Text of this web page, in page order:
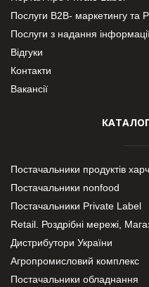
Послуги В2В- маркетингу та
Послуги з надання
Відгуки
Контакти
Вакансії
Постачальники продуктів
Постачальники nonfood
Постачальники Private Label
Retail. Роздрібні мережі,
Дистрибутори України
Агропромисловий комплекс
Постачальники обладнання